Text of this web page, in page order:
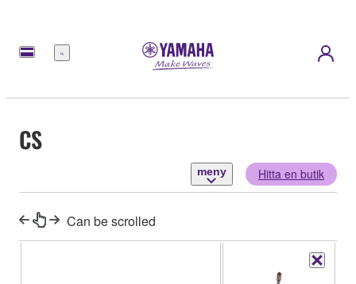
meny
CS
meny Hitta en butik
Can be scrolled